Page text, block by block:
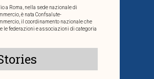
a Roma, nella sede nazionale di
è nata Confsalute-
il coordinamento nazionale che
le federazioni e associazioni di categoria